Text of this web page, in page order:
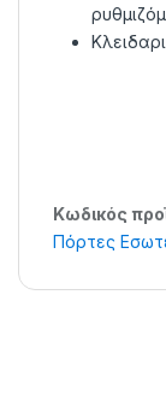
Κωδικός
Πόρτες